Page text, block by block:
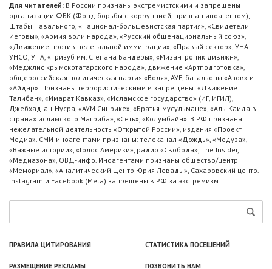
Для читателей: В России признаны экстремистскими и запрещены
организации ФБК (Фонд борьбы с коррупцией, признан иноагентом),
Штабы Навального, «Национал-большевистская партия», «Свидетели
Иеговы», «Армия воли народа», «Русский общенациональный союз»,
«Движение против нелегальной иммиграции», «Правый сектор», УНА-
УНСО, УПА, «Тризуб им. Степана Бандеры», «Мизантропик дивижн»,
«Меджлис крымскотатарского народа», движение «Артподготовка»,
общероссийская политическая партия «Воля», АУЕ, батальоны «Азов» и
«Айдар». Признаны террористическими и запрещены: «Движение
Талибан», «Имарат Кавказ», «Исламское государство» (ИГ, ИГИЛ),
Джебхад-ан-Нусра, «АУМ Синрике», «Братья-мусульмане», «Аль-Каида в
странах исламского Магриба», «Сеть», «Колумбайн». В РФ признана
нежелательной деятельность «Открытой России», издания «Проект
Медиа». СМИ-иноагентами признаны: телеканал «Дождь», «Медуза»,
«Важные истории», «Голос Америки», радио «Свобода», The Insider,
«Медиазона», ОВД-инфо. Иноагентами признаны общество/центр
«Мемориал», «Аналитический Центр Юрия Левады», Сахаровский центр.
Instagram и Facebook (Metа) запрещены в РФ за экстремизм.
ПРАВИЛА ЦИТИРОВАНИЯ СТАТИСТИКА ПОСЕЩЕНИЙ
РАЗМЕЩЕНИЕ РЕКЛАМЫ ПОЗВОНИТЬ НАМ